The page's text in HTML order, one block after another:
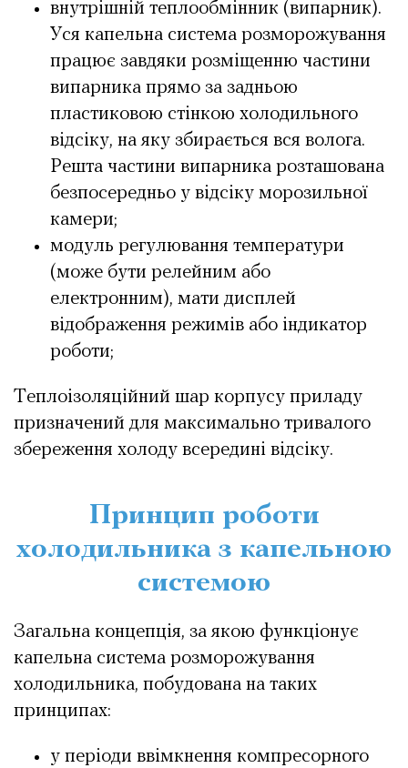
внутрішній теплообмінник (випарник).
Уся капельна система розморожування
працює завдяки розміщенню частини
випарника прямо за задньою
пластиковою стінкою холодильного
відсіку, на яку збирається вся волога.
Решта частини випарника розташована
безпосередньо у відсіку морозильної
камери;
модуль регулювання температури
(може бути релейним або
електронним), мати дисплей
відображення режимів або індикатор
роботи;
Теплоізоляційний шар корпусу приладу
призначений для максимально тривалого
збереження холоду всередині відсіку.
Принцип роботи
холодильника з капельною
системою
Загальна концепція, за якою функціонує
капельна система розморожування
холодильника, побудована на таких
принципах:
у періоди ввімкнення компресорного